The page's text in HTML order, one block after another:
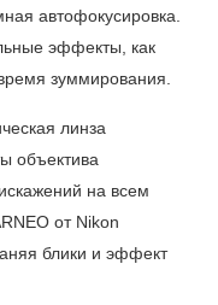
автофокусировка.
эффекты, как
зуммирования.
линза
объектива
на всем
от Nikon
блики и эффект